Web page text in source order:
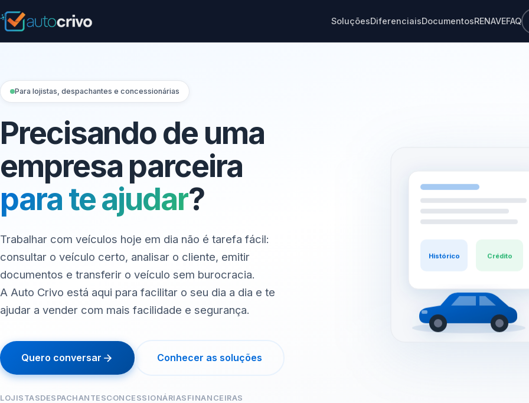
SoluçõesDiferenciaisDocumentosRENAVEFAQ
Para lojistas, despachantes e concessionárias
Precisando de uma
empresa parceira
para te ajudar?
Trabalhar com veículos hoje em dia não é tarefa fácil:
consultar o veículo certo, analisar o cliente, emitir
documentos e transferir o veículo sem burocracia.
A Auto Crivo está aqui para facilitar o seu dia a dia e te
ajudar a vender com mais facilidade e segurança.
Quero conversar Conhecer as soluções
LOJISTASDESPACHANTESCONCESSIONÁRIAS FINANCEIRAS
Histórico Crédito